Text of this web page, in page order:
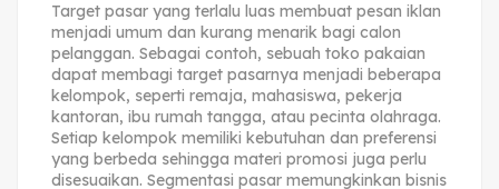
Target pasar yang terlalu luas membuat pesan iklan
menjadi umum dan kurang menarik bagi calon
pelanggan. Sebagai contoh, sebuah toko pakaian
dapat membagi target pasarnya menjadi beberapa
kelompok, seperti remaja, mahasiswa, pekerja
kantoran, ibu rumah tangga, atau pecinta olahraga.
Setiap kelompok memiliki kebutuhan dan preferensi
yang berbeda sehingga materi promosi juga perlu
disesuaikan. Segmentasi pasar memungkinkan bisnis